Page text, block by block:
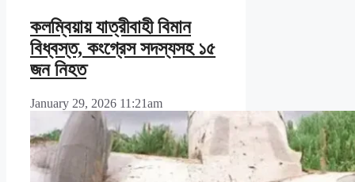
কলম্বিয়ায় যাত্রীবাহী বিমান
বিধ্বস্ত, কংগ্রেস সদস্যসহ ১৫
জন নিহত
January 29, 2026 11:21am